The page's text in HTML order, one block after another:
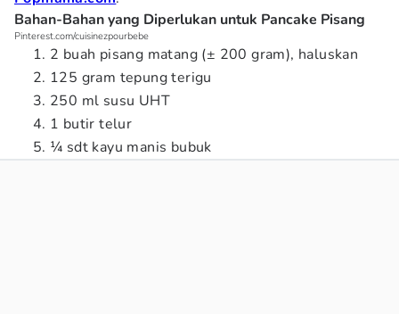
Bahan-Bahan yang Diperlukan untuk Pancake Pisang
Pinterest.com/cuisinezpourbebe
2 buah pisang matang (± 200 gram), haluskan
125 gram tepung terigu
250 ml susu UHT
1 butir telur
¼ sdt kayu manis bubuk